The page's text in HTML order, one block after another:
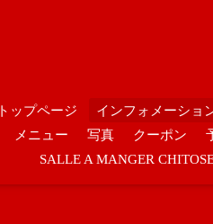
トップページ インフォメーショ
メニュー
写真 クーポン
SALLE A MANGER